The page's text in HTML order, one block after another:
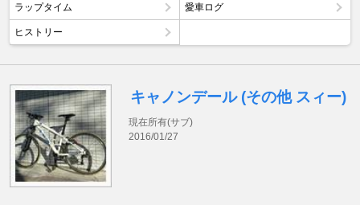
ラップタイム 愛車ログ
ヒストリー
キャノンデール (その他 スィー)
現在所有(サブ)
2016/01/27